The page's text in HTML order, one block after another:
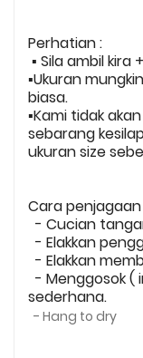
Perhatian :
▪️ Sila ambil
▪️Ukuran
biasa.
▪️Kami tidak
sebarang
ukuran size
Cara
- Cucian
- Elakkan
- Elakkan
- Menggosok (
sederhana.
- Hang to dry